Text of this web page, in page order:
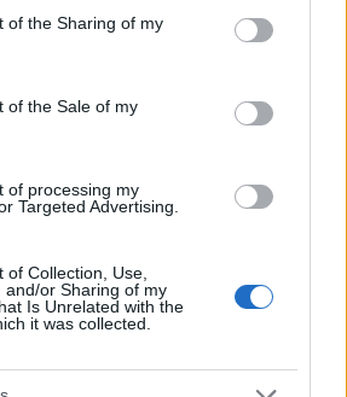
or usage behaviour. You may click to
to Google and its third-party tags to
specified purposes in below Google
of the Sharing of my
of the Sale of my
of processing my
Targeted Advertising.
of Collection, Use,
and/or Sharing of my
Is Unrelated with the
it was collected.
az angolok vesztettek el egy hajót, a
helyezték a rombolóikat,
hogy egy
létre
voltak ellátva, a Sheffield elsüllyedése
rendszernek a hibájából
egy célpontnak ismerte fel, majd
repülő közeledik, nem volt hajlandó
és újra kellett indítani a rendszert :)
értek, kilőtték a rakétáikat, mielőtt a hajó
a továbbiakban több hajót is